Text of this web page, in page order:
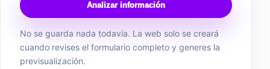
Analizar información
No se guarda nada todavía. La web solo se creará
cuando revises el formulario completo y generes la
previsualización.